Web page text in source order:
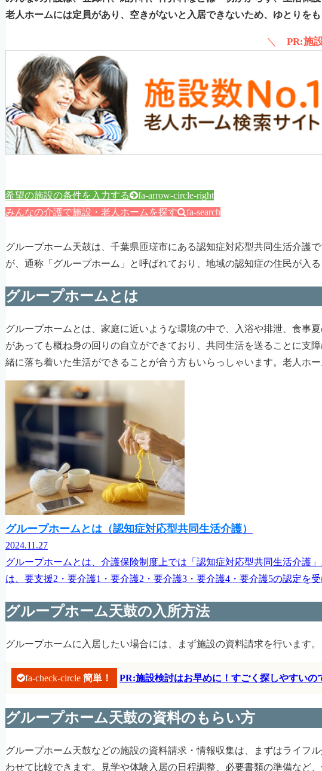
老人ホームには定員があり、空きがないと入居できないため、ゆとりを
＼ PR:施
希望の施設の条件を入力する fa-arrow-circle-right
みんなの介護で施設・老人ホームを探す fa-search
グループホーム天鼓は、千葉県匝瑳市にある認知症対応型共同生活介護
が、通称「グループホーム」と呼ばれており、地域の認知症の住民が入
グループホームとは
グループホームとは、家庭に近いような環境の中で、入浴や排泄、食事
があっても概ね身の回りの自立ができており、共同生活を送ることに支
緒に落ち着いた生活ができることが合う方もいらっしゃいます。老人ホ
グループホームとは（認知症対応型共同生活介護）
2024.11.27
グループホームとは、介護保険制度上では「認知症対応型共同生活介護
は、要支援2・要介護1・要介護2・要介護3・要介護4・要介護5の認定を
グループホーム天鼓の入所方法
グループホームに入居したい場合には、まず施設の資料請求を行います
fa-check-circle 簡単！ PR:施設検討はお早めに！すごく探しやすい
グループホーム天鼓の資料のもらい方
グループホーム天鼓などの施設の資料請求・情報収集は、まずはライフ
わせて比較できます。見学や体験入居の日程調整、必要書類の準備など